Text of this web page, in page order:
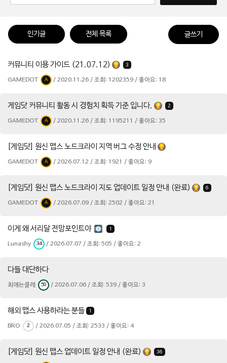
인기글 전체 목록 글쓰기
커뮤니티 이용 가이드 (21.07.12) 3
GAMEDOT A / 2020.11.26 / 조회: 1202359 / 좋아요: 18
게임닷 커뮤니티 활동 시 경험치 획득 기준 입니다. 2
GAMEDOT A / 2020.11.26 / 조회: 1195211 / 좋아요: 35
[게임닷] 원신 맵스 노드크라이 지역 버그 수정 안내
GAMEDOT A / 2026.07.12 / 조회: 1921 / 좋아요: 9
[게임닷] 원신 맵스 노드크라이 지도 업데이트 일정 안내 (완료) 6
GAMEDOT A / 2026.07.09 / 조회: 2502 / 좋아요: 21
이게 왜 서리달 전망포인트야 1
Lunashy 34 / 2026.07.07 / 조회: 505 / 좋아요: 2
다들 대단하다
최애는클레 50 / 2026.07.06 / 조회: 539 / 좋아요: 3
해외 맵스 사용하라는 분들 1
BRO 2 / 2026.07.05 / 조회: 2533 / 좋아요: 4
[게임닷] 원신 맵스 업데이트 일정 안내 (완료) 36